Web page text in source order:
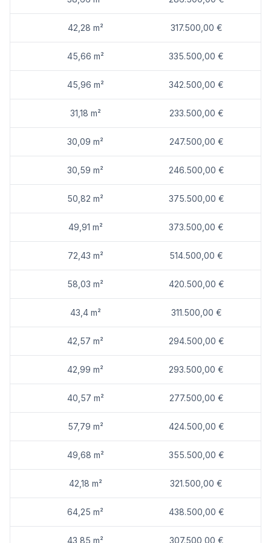
H17-26: 50,82 m² 347.500,00 € aktiv
F05-26: 76,59 m² 561.500,00 € aktiv
F05-28: 42,6 m² 309.500,00 € aktiv
H17-31: 75,7 m² 553.500,00 € aktiv
Infrastruktur / Entfernungen
Krankenhaus <4.325m
Kinder & Schulen
Schule <1.000m
Kindergarten <200m
Höhere Schule <5.400m
Nahversorgung
Supermarkt <200m
Bäckerei <875m
Einkaufszentrum <1.475m
Geldautomat <1.425m
Polizei <1.025m
U-Bahn <650m
Straßenbahn <2.525m
Autobahnanschluss <1.425m
42,28 m² 317.500,00 €
45,66 m² 335.500,00 €
45,96 m² 342.500,00 €
31,18 m² 233.500,00 €
30,09 m² 247.500,00 €
30,59 m² 246.500,00 €
50,82 m² 375.500,00 €
49,91 m² 373.500,00 €
72,43 m² 514.500,00 €
58,03 m² 420.500,00 €
43,4 m² 311.500,00 €
42,57 m² 294.500,00 €
42,99 m² 293.500,00 €
40,57 m² 277.500,00 €
57,79 m² 424.500,00 €
49,68 m² 355.500,00 €
42,18 m² 321.500,00 €
64,25 m² 438.500,00 €
43,85 m² 307.500,00 €